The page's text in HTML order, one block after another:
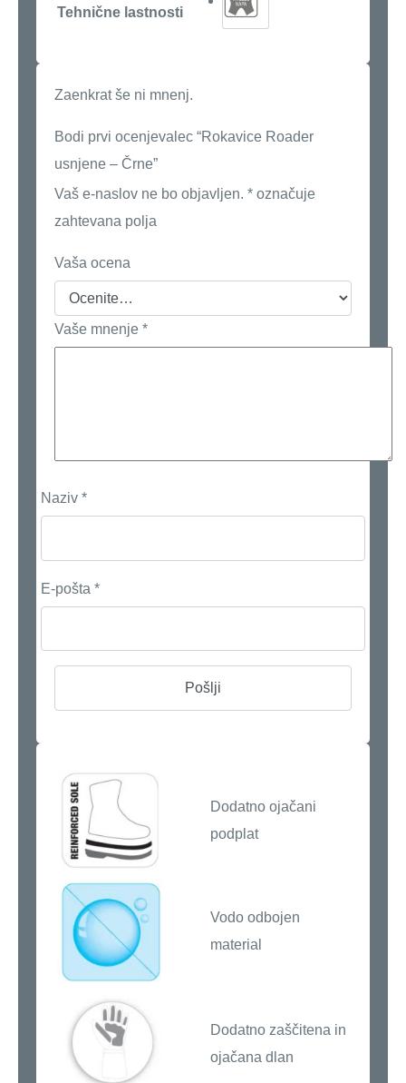
Tehnične lastnosti
Zaenkrat še ni mnenj.
Bodi prvi ocenjevalec “Rokavice Roader
usnjene – Črne”
Vaš e-naslov ne bo objavljen. * označuje
zahtevana polja
Vaša ocena
Vaše mnenje *
Naziv *
E-pošta *
Dodatno ojačani
podplat
Vodo odbojen
material
Dodatno zaščitena in
ojačana dlan